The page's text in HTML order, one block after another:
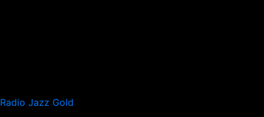
Radio Jazz Gold